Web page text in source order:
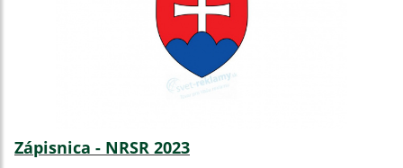
Zápisnica - NRSR 2023